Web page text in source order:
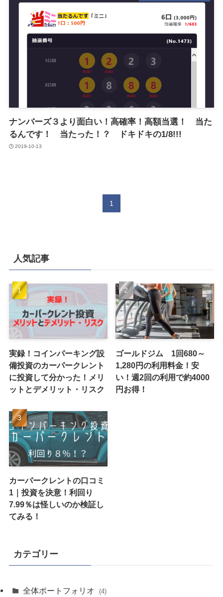
ナンバーズ３より面白い！高確率！高額当選！ 当た
るんです！ 当たった！？ ドキドキの1/8!!!
2019-10-13
1
人気記事
実録！コインパーキング設
備投資のカーパークレント
に投資して分かった！メリ
ットとデメリット・リスク
ゴールドジム 1回680～
1,280円の利用料金！安
い！週2回の利用で約4000
円お得！
カーパークレントの口コミ
1｜投資を決意！利回り
7.99％は怪しいのか検証し
てみる！
カテゴリー
全体ポートフォリオ (4)